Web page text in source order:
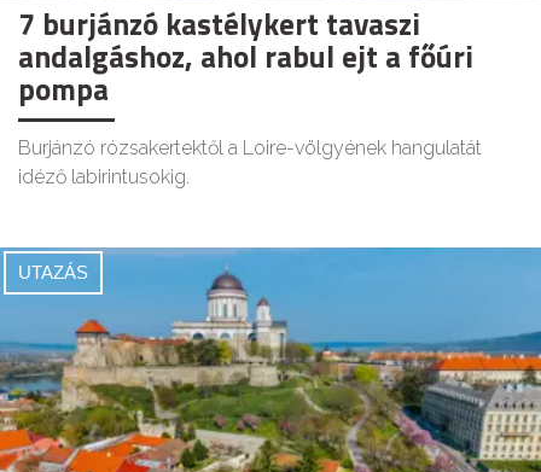
7 burjánzó kastélykert tavaszi
andalgáshoz, ahol rabul ejt a főúri
pompa
Burjánzó rózsakertektől a Loire-völgyének hangulatát
idéző labirintusokig.
UTAZÁS